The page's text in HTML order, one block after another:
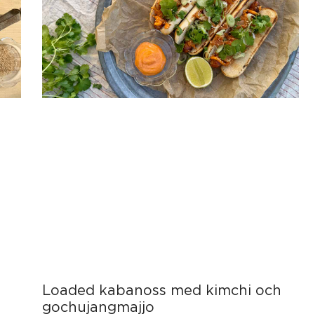
Loaded kabanoss med kimchi och
gochujangmajjo